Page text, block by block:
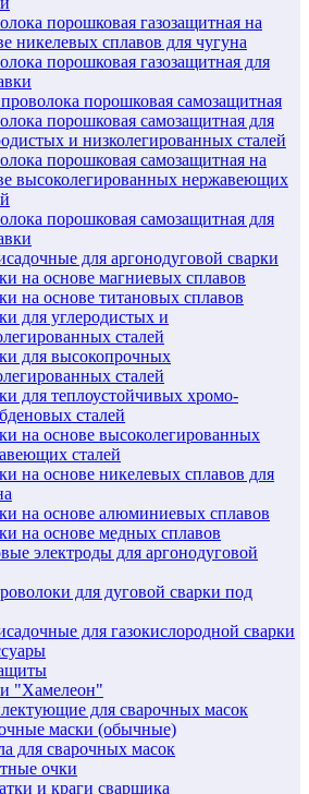
порошковая газозащитная на
никелевых сплавов для чугуна
порошковая газозащитная для
порошковая самозащитная
порошковая самозащитная для
и низколегированных сталей
порошковая самозащитная на
высоколегированных нержавеющих
порошковая самозащитная для
для аргонодуговой сварки
на основе магниевых сплавов
на основе титановых сплавов
для углеродистых и
сталей
для высокопрочных
сталей
для теплоустойчивых хромо-
сталей
на основе высоколегированных
сталей
на основе никелевых сплавов для
на основе алюминиевых сплавов
на основе медных сплавов
электроды для аргонодуговой
для дуговой сварки под
для газокислородной сварки
"Хамелеон"
для сварочных масок
маски (обычные)
для сварочных масок
очки
и краги сварщика